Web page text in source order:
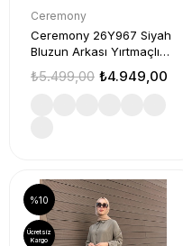
Ceremony
Ceremony 26Y967 Siyah
Bluzun Arkası Yırtmaçlı
₺4.949,00
₺5.499,00
%10
Ücretsiz
Kargo